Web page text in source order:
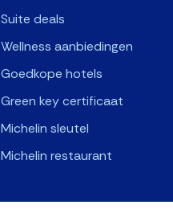
Suite deals
Wellness aanbiedingen
Goedkope hotels
Green key certificaat
Michelin sleutel
Michelin restaurant